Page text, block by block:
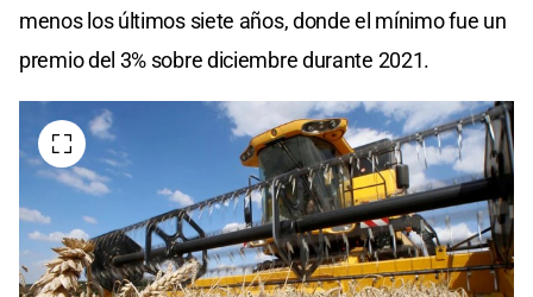
menos los últimos siete años, donde el mínimo fue un
premio del 3% sobre diciembre durante 2021.